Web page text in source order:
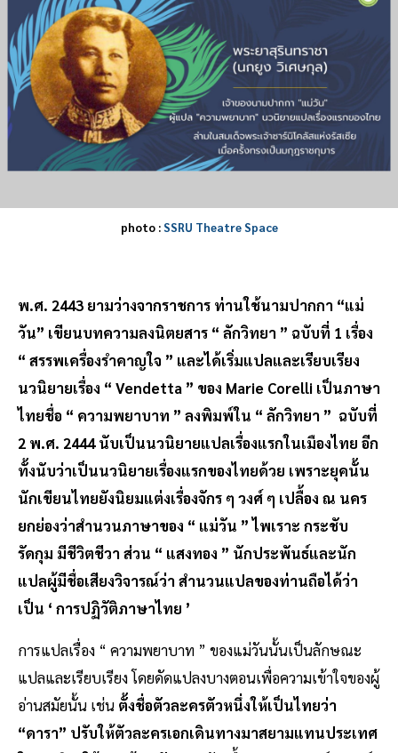
photo :SSRU Theatre Space
พ.ศ. 2443 ยามว่างจากราชการ ท่านใช้นามปากกา “แม่
วัน” เขียนบทความลงนิตยสาร “ ลักวิทยา ” ฉบับที่ 1 เรื่อง
“ สรรพเครื่องรำคาญใจ ” และได้เริ่มแปลและเรียบเรียง
นวนิยายเรื่อง “ Vendetta ” ของ Marie Corelli เป็นภาษา
ไทยชื่อ “ ความพยาบาท ” ลงพิมพ์ใน “ ลักวิทยา ” ฉบับที่
2 พ.ศ. 2444 นับเป็นนวนิยายแปลเรื่องแรกในเมืองไทย อีก
ทั้งนับว่าเป็นนวนิยายเรื่องแรกของไทยด้วย เพราะยุคนั้น
นักเขียนไทยยังนิยมแต่งเรื่องจักร ๆ วงศ์ ๆ เปลื้อง ณ นคร
ยกย่องว่าสำนวนภาษาของ “ แม่วัน ” ไพเราะ กระชับ
รัดกุม มีชีวิตชีวา ส่วน “ แสงทอง ” นักประพันธ์และนัก
แปลผู้มีชื่อเสียงวิจารณ์ว่า สำนวนแปลของท่านถือได้ว่า
เป็น ‘ การปฏิวัติภาษาไทย ’
การแปลเรื่อง “ ความพยาบาท ” ของแม่วันนั้นเป็นลักษณะ
แปลและเรียบเรียง โดยดัดแปลงบางตอนเพื่อความเข้าใจของผู้
อ่านสมัยนั้น เช่น ตั้งชื่อตัวละครตัวหนึ่งให้เป็นไทยว่า
“ดารา” ปรับให้ตัวละครเอกเดินทางมาสยามแทนประเทศ